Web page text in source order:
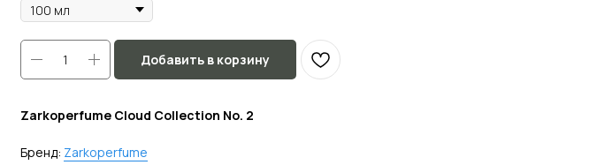
Добавить в корзину
Zarkoperfume Cloud Collection No. 2
Бренд: Zarkoperfume